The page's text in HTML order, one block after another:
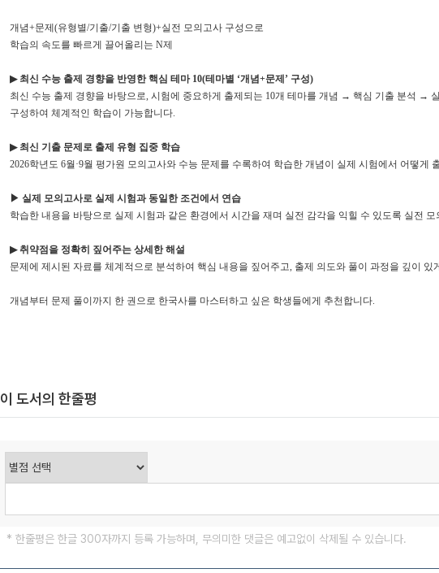
개념+문제 (유형별/기출/기출 변형)+실전 모의고사 구성으로
학습의 속도를 빠르게 끌어올리는 N제
▶ 최신 수능 출제 경향을 반영한 핵심 테마 10(테마별 ‘개념+문제 ’ 구성)
최신 수능 출제 경향을 바탕으로, 시험에 중요하게 출제되는 10개 테마를 개념 → 핵심 기출 분석 →
구성하여 체계적인 학습이 가능합니다.
▶ 최신 기출 문제로 출제 유형 집중 학습
2026학년도 6월 ·9월 평가원 모의고사와 수능 문제를 수록하여 학습한 개념이 실제 시험에서 어떻게
▶ 실제 모의고사로 실제 시험과 동일한 조건에서 연습
학습한 내용을 바탕으로 실제 시험과 같은 환경에서 시간을 재며 실전 감각을 익힐 수 있도록 실전 모
▶ 취약점을 정확히 짚어주는 상세한 해설
문제에 제시된 자료를 체계적으로 분석하여 핵심 내용을 짚어주고, 출제 의도와 풀이 과정을 깊이 있
개념부터 문제 풀이까지 한 권으로 한국사를 마스터하고 싶은 학생들에게 추천합니다.
이 도서의 한줄평
* 한줄평은 한글 300자까지 등록 가능하며, 무의미한 댓글은 예고없이 삭제될 수 있습니다.